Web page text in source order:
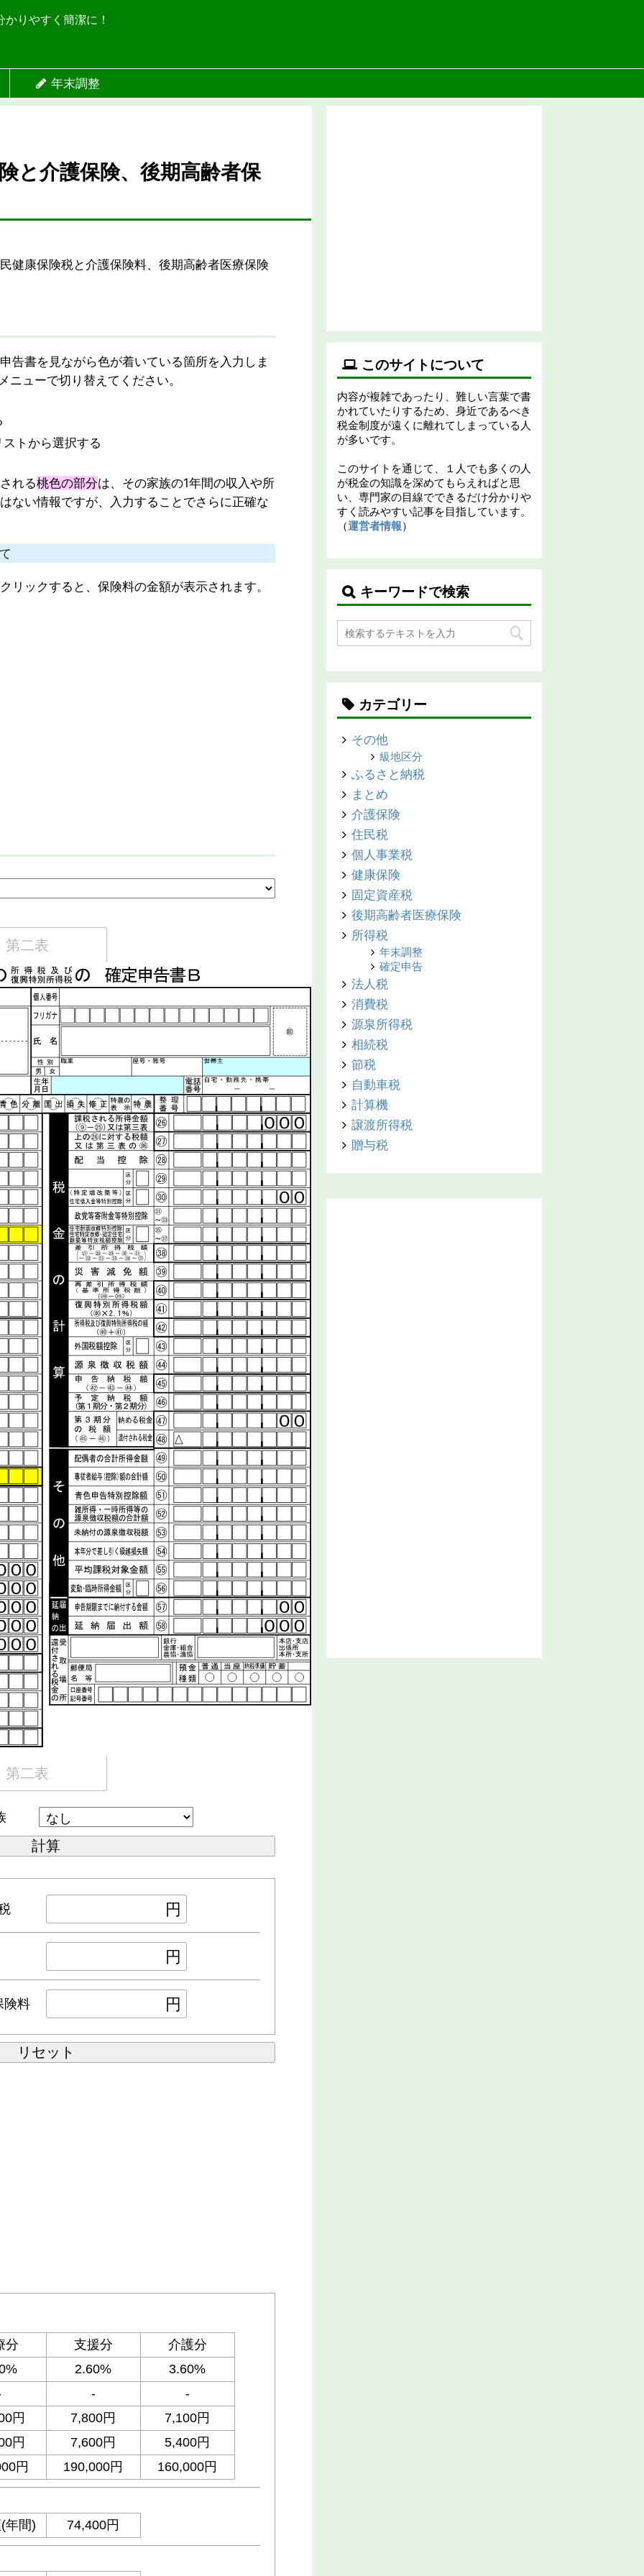
りやすく簡潔に！
年末調整
と介護保険、後期高齢者保
健康保険税と介護保険料、後期高齢者医療保険
告書を見ながら色が着いている箇所を入力しま
ニューで切り替えてください。
トから選択する
れる桃色の部分は、その家族の1年間の収入や所
ない情報ですが、入力することでさらに正確な
リックすると、保険料の金額が表示されます。
このサイトについて
内容が複雑であったり、難しい言葉で書
かれていたりするため、身近であるべき
税金制度が遠くに離れてしまっている人
が多いです。
このサイトを通じて、１人でも多くの人
が税金の知識を深めてもらえればと思
い、専門家の目線でできるだけ分かりや
すく読みやすい記事を目指しています。
（運営者情報）
キーワードで検索
カテゴリー
その他
級地区分
ふるさと納税
まとめ
介護保険
住民税
個人事業税
健康保険
固定資産税
後期高齢者医療保険
所得税
年末調整
確定申告
法人税
消費税
源泉所得税
相続税
節税
自動車税
計算機
譲渡所得税
贈与税